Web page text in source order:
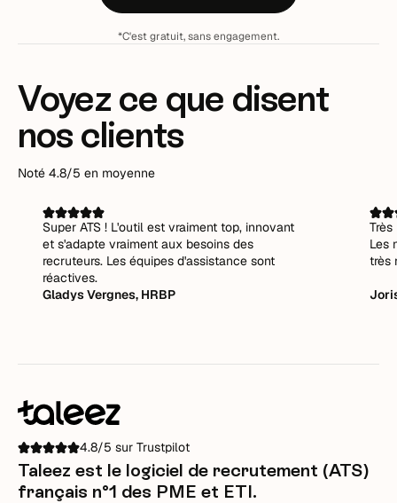
*C'est gratuit, sans engagement.
Voyez ce que disent
nos clients
Noté 4.8/5 en moyenne
Super ATS ! L'outil est vraiment top, innovant
et s'adapte vraiment aux besoins des
recruteurs. Les équipes d'assistance sont
réactives.
Gladys Vergnes, HRBP
Les
très
4.8/5 sur Trustpilot
Taleez est le logiciel de recrutement (ATS)
français n°1 des PME et ETI.